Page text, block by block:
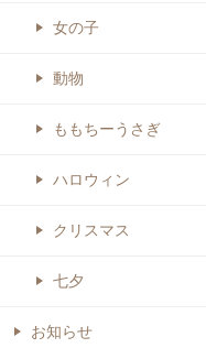
女の子
動物
ももちーうさぎ
ハロウィン
クリスマス
七夕
お知らせ